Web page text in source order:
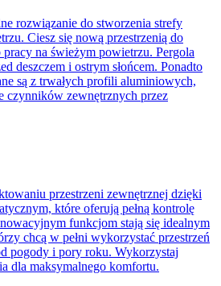
rozwiązanie do stworzenia strefy
Ciesz się nową przestrzenią do
na świeżym powietrzu. Pergola
deszczem i ostrym słońcem. Ponadto
są z trwałych profili aluminiowych,
czynników zewnętrznych przez
przestrzeni zewnętrznej dzięki
które oferują pełną kontrolę
funkcjom stają się idealnym
chcą w pełni wykorzystać przestrzeń
pogody i pory roku. Wykorzystaj
dla maksymalnego komfortu.